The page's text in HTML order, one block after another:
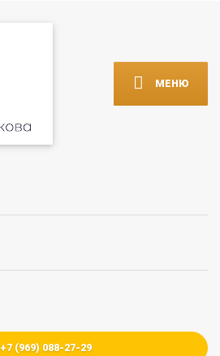
МЕНЮ
+7 (969) 088-27-29